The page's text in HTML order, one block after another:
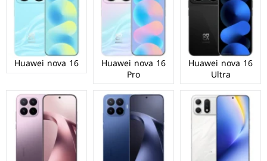
Huawei nova 16
Ultra
Huawei nova 16
Pro
Huawei nova 16